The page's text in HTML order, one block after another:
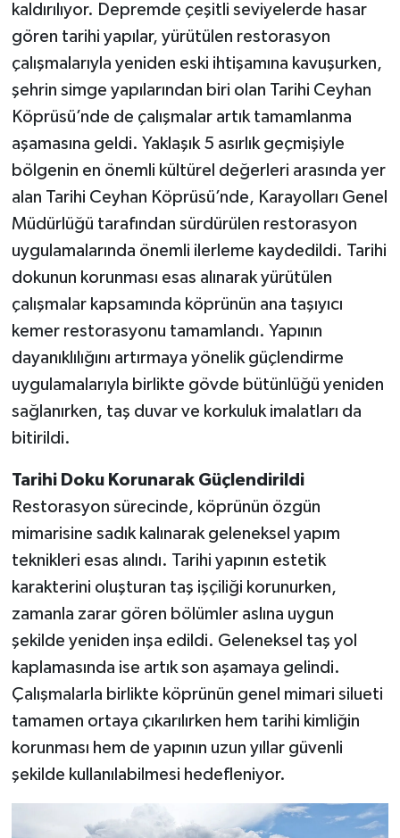
kaldırılıyor. Depremde çeşitli seviyelerde hasar
gören tarihi yapılar, yürütülen restorasyon
çalışmalarıyla yeniden eski ihtişamına kavuşurken,
şehrin simge yapılarından biri olan Tarihi Ceyhan
Köprüsü’nde de çalışmalar artık tamamlanma
aşamasına geldi. Yaklaşık 5 asırlık geçmişiyle
bölgenin en önemli kültürel değerleri arasında yer
alan Tarihi Ceyhan Köprüsü’nde, Karayolları Genel
Müdürlüğü tarafından sürdürülen restorasyon
uygulamalarında önemli ilerleme kaydedildi. Tarihi
dokunun korunması esas alınarak yürütülen
çalışmalar kapsamında köprünün ana taşıyıcı
kemer restorasyonu tamamlandı. Yapının
dayanıklılığını artırmaya yönelik güçlendirme
uygulamalarıyla birlikte gövde bütünlüğü yeniden
sağlanırken, taş duvar ve korkuluk imalatları da
bitirildi.
Tarihi Doku Korunarak Güçlendirildi
Restorasyon sürecinde, köprünün özgün
mimarisine sadık kalınarak geleneksel yapım
teknikleri esas alındı. Tarihi yapının estetik
karakterini oluşturan taş işçiliği korunurken,
zamanla zarar gören bölümler aslına uygun
şekilde yeniden inşa edildi. Geleneksel taş yol
kaplamasında ise artık son aşamaya gelindi.
Çalışmalarla birlikte köprünün genel mimari silueti
tamamen ortaya çıkarılırken hem tarihi kimliğin
korunması hem de yapının uzun yıllar güvenli
şekilde kullanılabilmesi hedefleniyor.